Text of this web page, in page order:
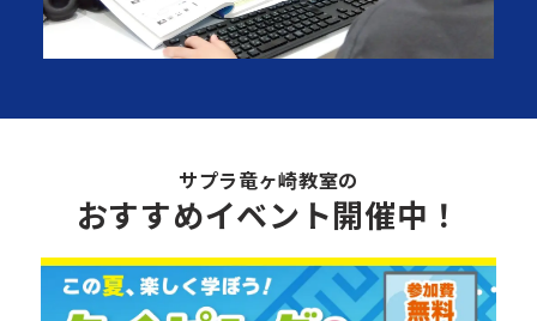
サプラ竜ヶ崎教室の
おすすめイベント開催中！